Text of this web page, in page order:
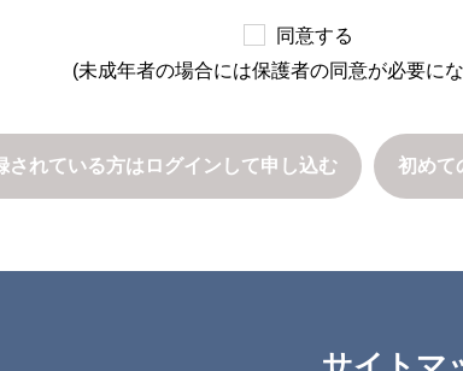
掲げる場合には、当該情報の提供先は第三者に該当しないものとしま
範囲内において個人情報の取扱いの全部または一部を委託する場合
管理について責任を有する者の氏名または名称について、あらかじ
る場合
および特性情報などの個人情報以外の情報については、原則として
約を変更できるものとします。
降に、申込者または受講者が本サービスを利用したときは、本規約
供するすべての情報（講習内容、プログラム、テキストその他の
同意する
(未成年者の場合には保護者の同意が必要に
されている方は ログインして申し込む 初めて